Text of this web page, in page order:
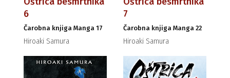
6
Čarobna knjiga Manga 17
Hiroaki Samura
7
Čarobna knjiga Manga 22
Hiroaki Samura